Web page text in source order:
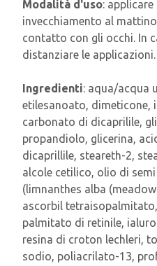
Modalità d'uso:
invecchiamento al
contatto con gli occhi. In
distanziare le applicazioni.
Ingredienti: aqua/acqua
etilesanoato, dimeticone,
carbonato di dicaprilile,
propandiolo, glicerina,
dicaprillile, steareth-2,
alcole cetilico, olio di
(limnanthes alba
ascorbil
palmitato di retinile,
resina di croton lechleri,
sodio, poliacrilato-13,